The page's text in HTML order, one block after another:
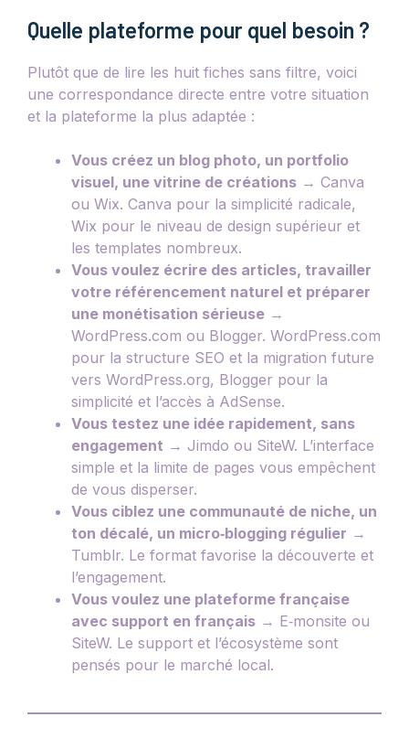
Quelle plateforme pour quel besoin ?
Plutôt que de lire les huit fiches sans filtre, voici
une correspondance directe entre votre situation
et la plateforme la plus adaptée :
Vous créez un blog photo, un portfolio
visuel, une vitrine de créations → Canva
ou Wix. Canva pour la simplicité radicale,
Wix pour le niveau de design supérieur et
les templates nombreux.
Vous voulez écrire des articles, travailler
votre référencement naturel et préparer
une monétisation sérieuse →
WordPress.com ou Blogger. WordPress.com
pour la structure SEO et la migration future
vers WordPress.org, Blogger pour la
simplicité et l’accès à AdSense.
Vous testez une idée rapidement, sans
engagement → Jimdo ou SiteW. L’interface
simple et la limite de pages vous empêchent
de vous disperser.
Vous ciblez une communauté de niche, un
ton décalé, un micro‑blogging régulier →
Tumblr. Le format favorise la découverte et
l’engagement.
Vous voulez une plateforme française
avec support en français → E‑monsite ou
SiteW. Le support et l’écosystème sont
pensés pour le marché local.